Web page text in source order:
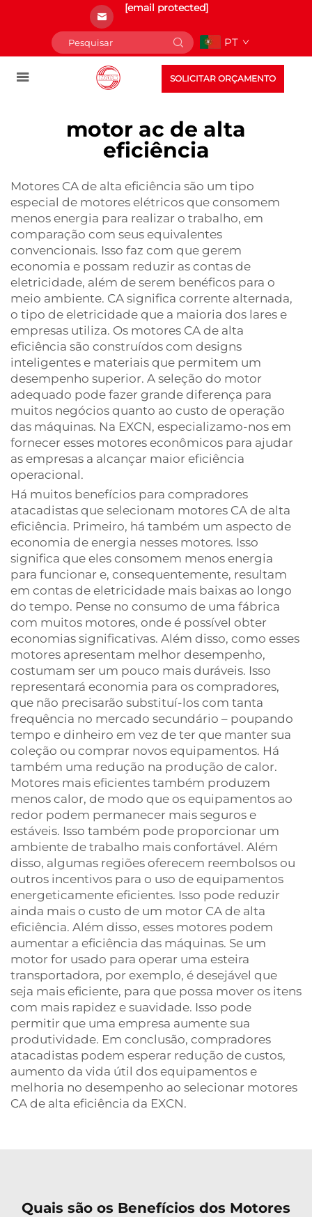
[email protected]
PT
SOLICITAR ORÇAMENTO
motor ac de alta
eficiência
Motores CA de alta eficiência são um tipo
especial de motores elétricos que consomem
menos energia para realizar o trabalho, em
comparação com seus equivalentes
convencionais. Isso faz com que gerem
economia e possam reduzir as contas de
eletricidade, além de serem benéficos para o
meio ambiente. CA significa corrente alternada,
o tipo de eletricidade que a maioria dos lares e
empresas utiliza. Os motores CA de alta
eficiência são construídos com designs
inteligentes e materiais que permitem um
desempenho superior. A seleção do motor
adequado pode fazer grande diferença para
muitos negócios quanto ao custo de operação
das máquinas. Na EXCN, especializamo-nos em
fornecer esses motores econômicos para ajudar
as empresas a alcançar maior eficiência
operacional.
Há muitos benefícios para compradores
atacadistas que selecionam motores CA de alta
eficiência. Primeiro, há também um aspecto de
economia de energia nesses motores. Isso
significa que eles consomem menos energia
para funcionar e, consequentemente, resultam
em contas de eletricidade mais baixas ao longo
do tempo. Pense no consumo de uma fábrica
com muitos motores, onde é possível obter
economias significativas. Além disso, como esses
motores apresentam melhor desempenho,
costumam ser um pouco mais duráveis. Isso
representará economia para os compradores,
que não precisarão substituí-los com tanta
frequência no mercado secundário – poupando
tempo e dinheiro em vez de ter que manter sua
coleção ou comprar novos equipamentos. Há
também uma redução na produção de calor.
Motores mais eficientes também produzem
menos calor, de modo que os equipamentos ao
redor podem permanecer mais seguros e
estáveis. Isso também pode proporcionar um
ambiente de trabalho mais confortável. Além
disso, algumas regiões oferecem reembolsos ou
outros incentivos para o uso de equipamentos
energeticamente eficientes. Isso pode reduzir
ainda mais o custo de um motor CA de alta
eficiência. Além disso, esses motores podem
aumentar a eficiência das máquinas. Se um
motor for usado para operar uma esteira
transportadora, por exemplo, é desejável que
seja mais eficiente, para que possa mover os itens
com mais rapidez e suavidade. Isso pode
permitir que uma empresa aumente sua
produtividade. Em conclusão, compradores
atacadistas podem esperar redução de custos,
aumento da vida útil dos equipamentos e
melhoria no desempenho ao selecionar motores
CA de alta eficiência da EXCN.
Quais são os Benefícios dos Motores